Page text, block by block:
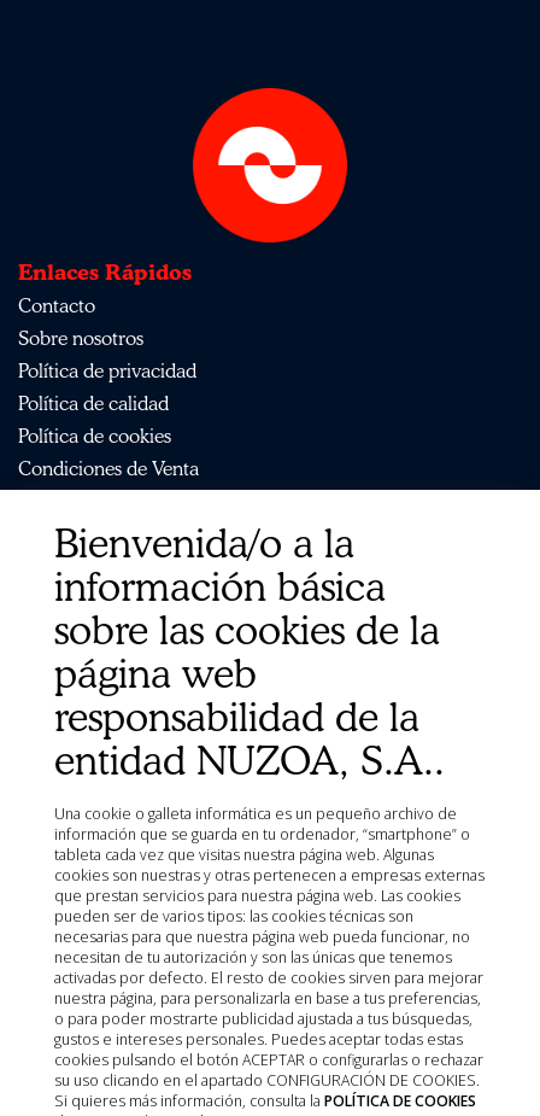
Enlaces Rápidos
Contacto
Sobre nosotros
Política de privacidad
Política de calidad
Política de cookies
Condiciones de Venta
Mapa del sitio
Organismos
Ambiente (MAPA)
Sanitarios (AEMPS)
veterinarios CIMAVET
Bienvenida/o a la
información básica
sobre las cookies de la
página web
responsabilidad de la
entidad NUZOA, S.A..
Una cookie o galleta informática es un pequeño archivo de
información que se guarda en tu ordenador, “smartphone” o
tableta cada vez que visitas nuestra página web. Algunas
cookies son nuestras y otras pertenecen a empresas externas
que prestan servicios para nuestra página web. Las cookies
pueden ser de varios tipos: las cookies técnicas son
necesarias para que nuestra página web pueda funcionar, no
necesitan de tu autorización y son las únicas que tenemos
activadas por defecto. El resto de cookies sirven para mejorar
nuestra página, para personalizarla en base a tus preferencias,
o para poder mostrarte publicidad ajustada a tus búsquedas,
gustos e intereses personales. Puedes aceptar todas estas
cookies pulsando el botón ACEPTAR o configurarlas o rechazar
su uso clicando en el apartado CONFIGURACIÓN DE COOKIES.
Si quieres más información, consulta la POLÍTICA DE COOKIES